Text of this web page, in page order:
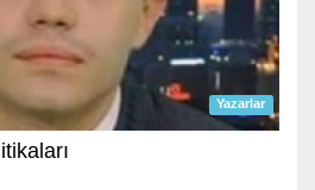
Yazarlar